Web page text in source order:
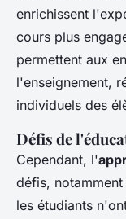
enrichissent
cours plus
permettent aux
l'enseignement,
individuels des
Défis de
Cependant, l'
défis,
les étudiants